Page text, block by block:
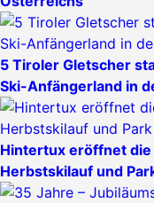
5 Tiroler Gletscher
Ski-Anfängerland in
Hintertux eröffnet
Herbstskilauf und